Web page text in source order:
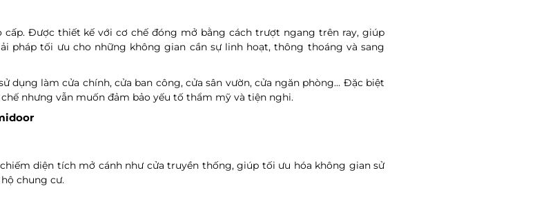
Được thiết kế với cơ chế đóng mở bằng cách trượt ngang trên ray, giúp
pháp tối ưu cho những không gian cần sự linh hoạt, thông thoáng và sang
dụng làm cửa chính, cửa ban công, cửa sân vườn, cửa ngăn phòng… Đặc biệt
nhưng vẫn muốn đảm bảo yếu tố thẩm mỹ và tiện nghi.
diện tích mở cánh như cửa truyền thống, giúp tối ưu hóa không gian sử
chung cư.